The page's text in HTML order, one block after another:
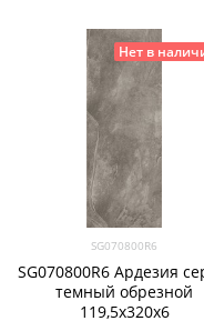
Нет в
SG070800R6
SG070800R6 Ардезия
темный обрезной
119,5x320х6